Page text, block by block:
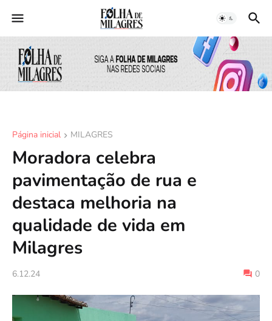
Página inicial MILAGRES
Moradora celebra
pavimentação de rua e
destaca melhoria na
qualidade de vida em
Milagres
6.12.24 0